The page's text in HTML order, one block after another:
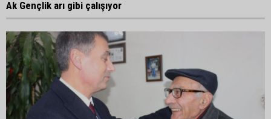
Ak Gençlik arı gibi çalışıyor